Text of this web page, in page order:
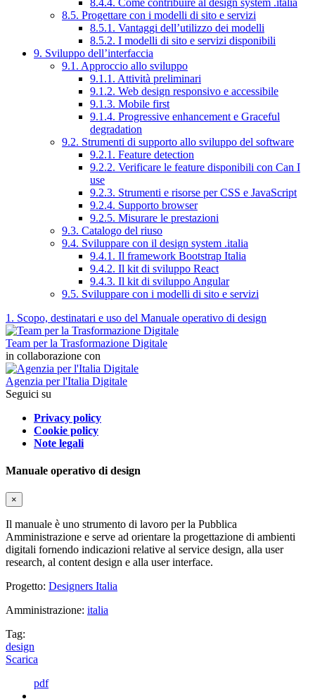
8.5. Progettare con i modelli di sito e servizi
8.5.1. Vantaggi dell’utilizzo dei modelli
8.5.2. I modelli di sito e servizi disponibili
9. Sviluppo dell’interfaccia
9.1. Approccio allo sviluppo
9.1.1. Attività preliminari
9.1.2. Web design responsivo e accessibile
9.1.3. Mobile first
9.1.4. Progressive enhancement e Graceful
degradation
9.2. Strumenti di supporto allo sviluppo del software
9.2.1. Feature detection
9.2.2. Verificare le feature disponibili con Can I
use
9.2.3. Strumenti e risorse per CSS e JavaScript
9.2.4. Supporto browser
9.2.5. Misurare le prestazioni
9.3. Catalogo del riuso
9.4. Sviluppare con il design system .italia
9.4.1. Il framework Bootstrap Italia
9.4.2. Il kit di sviluppo React
9.4.3. Il kit di sviluppo Angular
9.5. Sviluppare con i modelli di sito e servizi
1. Scopo, destinatari e uso del Manuale operativo di design
Team per la Trasformazione Digitale
in collaborazione con
Agenzia per l'Italia Digitale
Seguici su
Privacy policy
Cookie policy
Note legali
Manuale operativo di design
×
Il manuale è uno strumento di lavoro per la Pubblica
Amministrazione e serve ad orientare la progettazione di ambienti
digitali fornendo indicazioni relative al service design, alla user
research, al content design e alla user interface.
Progetto: Designers Italia
Amministrazione: italia
Tag:
design
Scarica
pdf